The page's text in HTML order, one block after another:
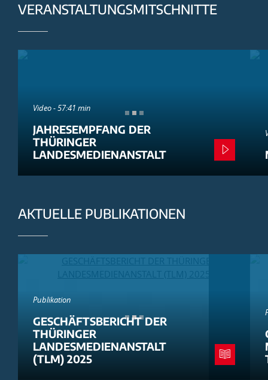
VERANSTALTUNGSMITSCHNITTE
Video - 57:41 min
JAHRESEMPFANG DER
THÜRINGER
LANDESMEDIENANSTALT
AKTUELLE PUBLIKATIONEN
Publikation
GESCHÄFTSBERICHT DER
THÜRINGER
LANDESMEDIENANSTALT
(TLM) 2025